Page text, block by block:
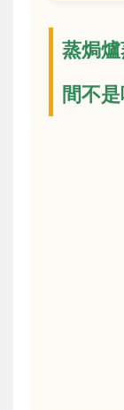
蒸焗
間不